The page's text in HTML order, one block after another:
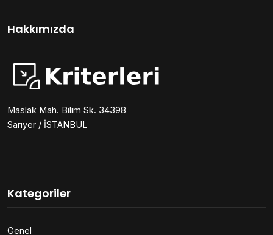
Hakkımızda
Maslak Mah. Bilim Sk. 34398
Sarıyer / İSTANBUL
Kategoriler
Genel